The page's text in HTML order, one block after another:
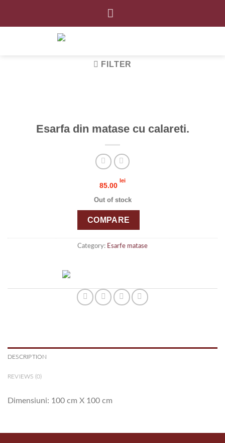
FILTER
Esarfa din matase cu calareti.
85.00
lei
Out of stock
COMPARE
Category: Esarfe matase
DESCRIPTION
REVIEWS (0)
Dimensiuni: 100 cm X 100 cm